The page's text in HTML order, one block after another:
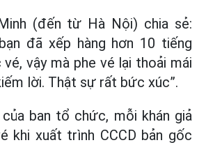
(đến từ Hà Nội) chia sẻ:
đã xếp hàng hơn 10 tiếng
vậy mà phe vé lại thoải mái
lời. Thật sự rất bức xúc”.
ban tổ chức, mỗi khán giả
khi xuất trình CCCD bản gốc